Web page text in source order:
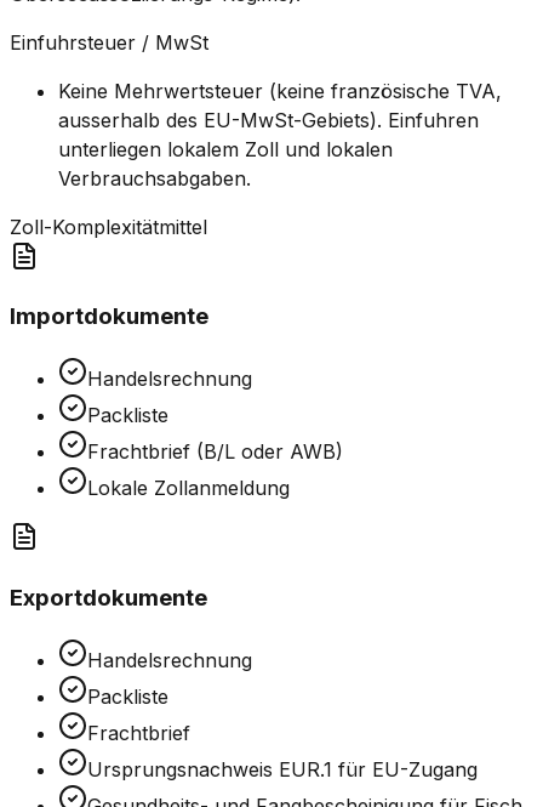
Einfuhrsteuer / MwSt
Keine Mehrwertsteuer (keine französische TVA,
ausserhalb des EU-MwSt-Gebiets). Einfuhren
unterliegen lokalem Zoll und lokalen
Verbrauchsabgaben.
Zoll-Komplexitätmittel
Importdokumente
Handelsrechnung
Packliste
Frachtbrief (B/L oder AWB)
Lokale Zollanmeldung
Exportdokumente
Handelsrechnung
Packliste
Frachtbrief
Ursprungsnachweis EUR.1 für EU-Zugang